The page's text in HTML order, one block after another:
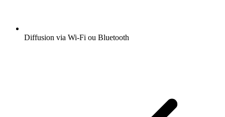
Diffusion via Wi-Fi ou Bluetooth